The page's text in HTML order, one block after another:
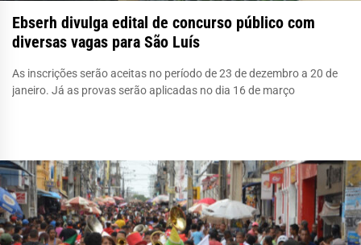
Ebserh divulga edital de concurso público com
diversas vagas para São Luís
As inscrições serão aceitas no período de 23 de dezembro a 20 de
janeiro. Já as provas serão aplicadas no dia 16 de março